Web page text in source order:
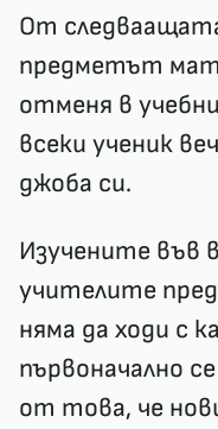
От
предметът
отменя в
всеки ученик
джоба си.
Изучените във
учителите
няма да ходи с
първоначално
от това, че